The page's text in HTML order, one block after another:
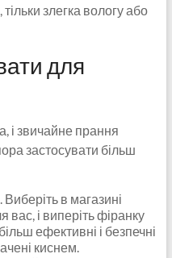
злегка вологу або
для
і звичайне прання
застосувати більш
в магазині
і виперіть фіранку
ефективні і безпечні
киснем.